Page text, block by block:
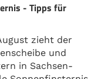
- Tipps für
zieht der
und
in Sachsen-